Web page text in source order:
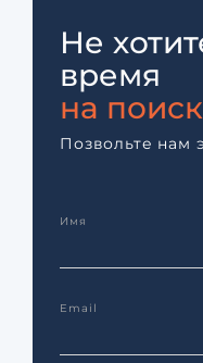
Не
время
на
Позвольте нам